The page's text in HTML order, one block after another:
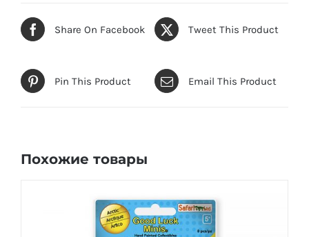
Share On Facebook Tweet This Product
Pin This Product Email This Product
Похожие товары